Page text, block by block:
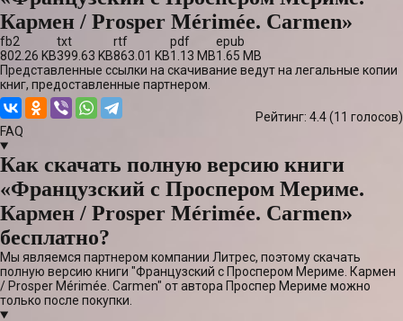
Кармен / Prosper Mérimée. Carmen»
fb2
802.26 KB
txt
399.63 KB
rtf
863.01 KB
pdf
1.13 MB
epub
1.65 MB
Представленные ссылки на скачивание ведут на легальные копии
книг, предоставленные партнером.
Рейтинг: 4.4 (11 голосов)
FAQ
Как скачать полную версию книги
«Французский с Проспером Мериме.
Кармен / Prosper Mérimée. Carmen»
бесплатно?
Мы являемся партнером компании Литрес, поэтому скачать
полную версию книги "Французский с Проспером Мериме. Кармен
/ Prosper Mérimée. Carmen" от автора Проспер Мериме можно
только после покупки.